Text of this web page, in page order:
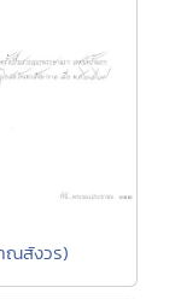
ณสังวร)